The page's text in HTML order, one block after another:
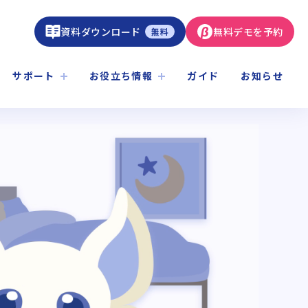
サポート お役立ち情報 ガイド お知らせ
資料ダウンロード 無料 無料デモを予約